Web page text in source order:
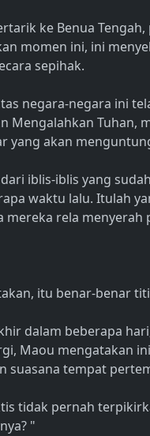
ke Benua
momen ini, ini
sepihak.
negara-negara ini
Mengalahkan Tuhan,
yang akan
iblis-iblis yang
waktu lalu. Itulah
rela menyerah
itu benar-benar
dalam beberapa
Maou mengatakan
suasana tempat
tidak pernah
"